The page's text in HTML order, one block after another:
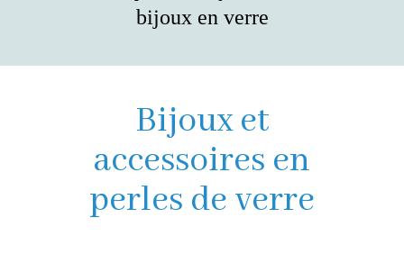
bijoux en verre
Bijoux et
accessoires en
perles de verre